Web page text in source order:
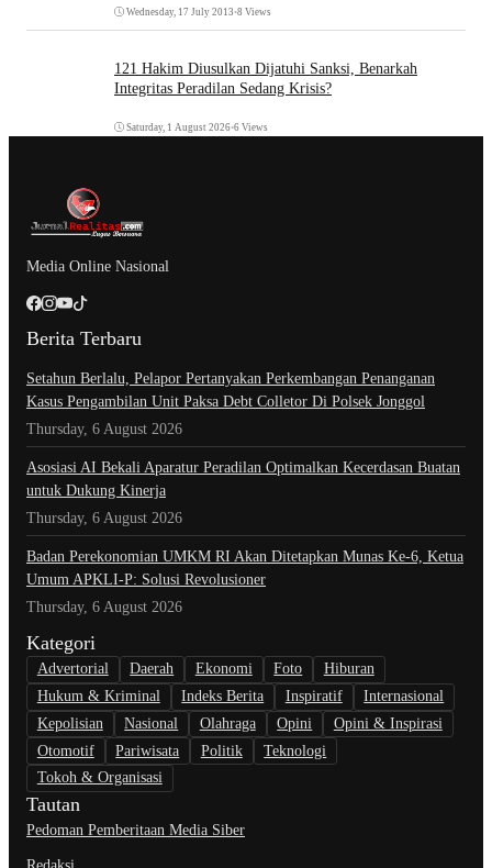
Wednesday, 17 July 2013 •8 Views
121 Hakim Diusulkan Dijatuhi Sanksi, Benarkah
Integritas Peradilan Sedang Krisis?
Saturday, 1 August 2026•6 Views
Media Online Nasional
Berita Terbaru
Setahun Berlalu, Pelapor Pertanyakan Perkembangan Penanganan
Kasus Pengambilan Unit Paksa Debt Colletor Di Polsek Jonggol
Thursday, 6 August 2026
Asosiasi AI Bekali Aparatur Peradilan Optimalkan Kecerdasan Buatan
untuk Dukung Kinerja
Thursday, 6 August 2026
Badan Perekonomian UMKM RI Akan Ditetapkan Munas Ke-6, Ketua
Umum APKLI-P: Solusi Revolusioner
Thursday, 6 August 2026
Kategori
Advertorial Daerah Ekonomi Foto
Hiburan
Hukum & Kriminal
Indeks Berita Inspiratif
Internasional
Kepolisian
Nasional Olahraga Opini
Opini & Inspirasi
Otomotif
Pariwisata Politik
Teknologi
Tokoh & Organisasi
Tautan
Pedoman Pemberitaan Media Siber